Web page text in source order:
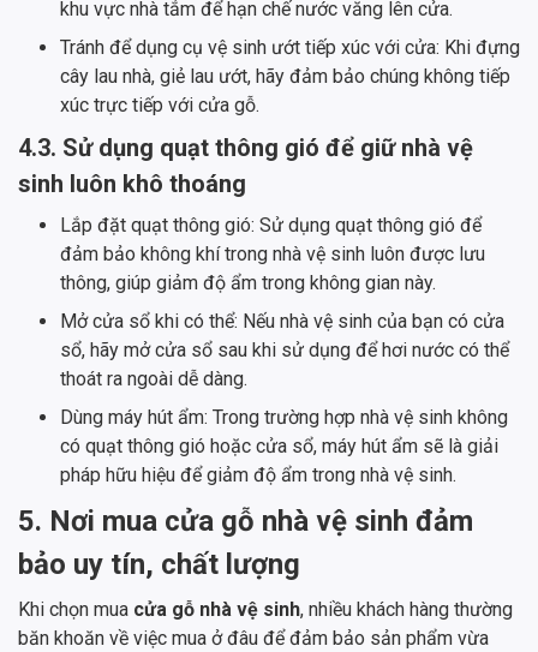
khu vực nhà tắm để hạn chế nước văng lên cửa.
Tránh để dụng cụ vệ sinh ướt tiếp xúc với cửa: Khi đựng
cây lau nhà, giẻ lau ướt, hãy đảm bảo chúng không tiếp
xúc trực tiếp với cửa gỗ.
4.3. Sử dụng quạt thông gió để giữ nhà vệ
sinh luôn khô thoáng
Lắp đặt quạt thông gió: Sử dụng quạt thông gió để
đảm bảo không khí trong nhà vệ sinh luôn được lưu
thông, giúp giảm độ ẩm trong không gian này.
Mở cửa sổ khi có thể: Nếu nhà vệ sinh của bạn có cửa
sổ, hãy mở cửa sổ sau khi sử dụng để hơi nước có thể
thoát ra ngoài dễ dàng.
Dùng máy hút ẩm: Trong trường hợp nhà vệ sinh không
có quạt thông gió hoặc cửa sổ, máy hút ẩm sẽ là giải
pháp hữu hiệu để giảm độ ẩm trong nhà vệ sinh.
5. Nơi mua cửa gỗ nhà vệ sinh đảm
bảo uy tín, chất lượng
Khi chọn mua cửa gỗ nhà vệ sinh, nhiều khách hàng thường
băn khoăn về việc mua ở đâu để đảm bảo sản phẩm vừa